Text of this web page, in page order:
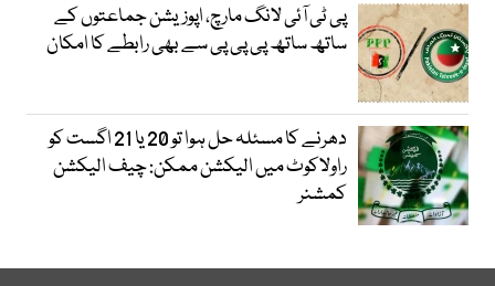
پی ٹی آئی لانگ مارچ، اپوزیشن جماعتوں کے
ساتھ ساتھ پی پی پی سے بھی رابطے کا امکان
دھرنے کا مسئلہ حل ہوا تو 20 یا 21 اگست کو
راولاکوٹ میں الیکشن ممکن: چیف الیکشن
کمشنر